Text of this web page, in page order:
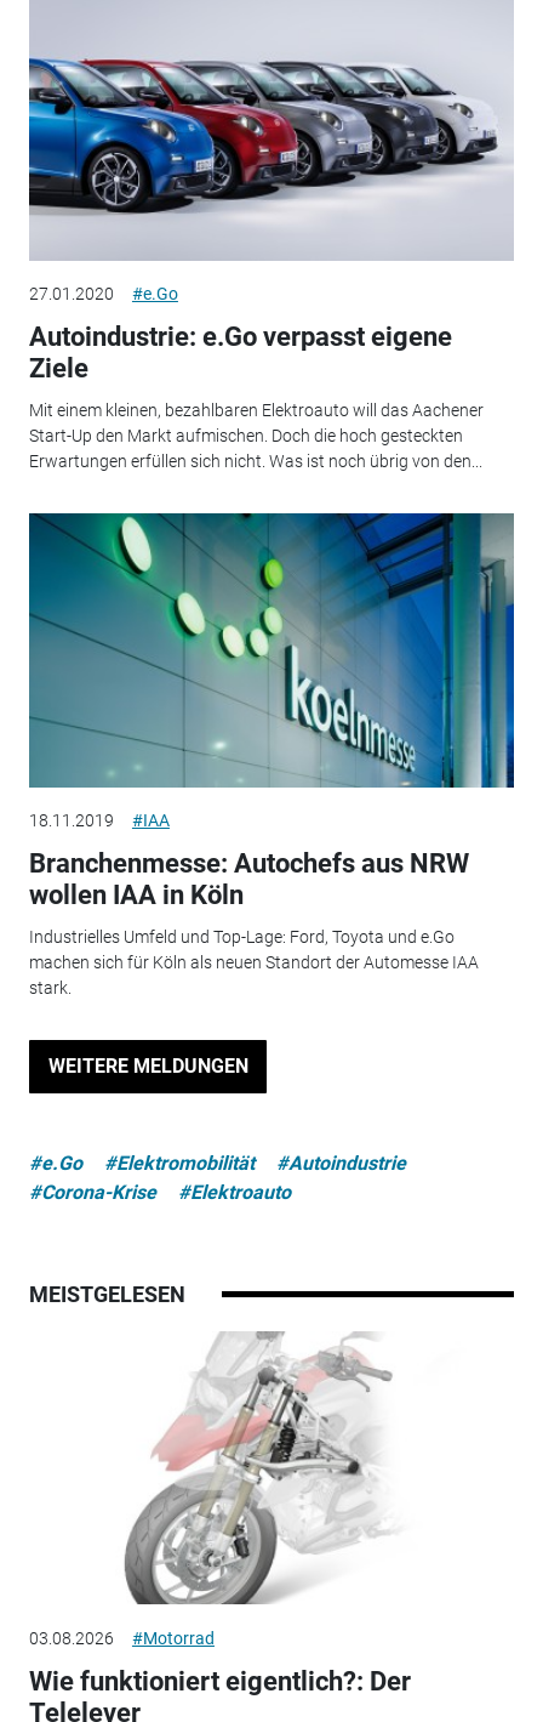
27.01.2020 #e.Go
Autoindustrie: e.Go verpasst eigene
Ziele
Mit einem kleinen, bezahlbaren Elektroauto will das Aachener
Start-Up den Markt aufmischen. Doch die hoch gesteckten
Erwartungen erfüllen sich nicht. Was ist noch übrig von den...
18.11.2019 #IAA
Branchenmesse: Autochefs aus NRW
wollen IAA in Köln
Industrielles Umfeld und Top-Lage: Ford, Toyota und e.Go
machen sich für Köln als neuen Standort der Automesse IAA
stark.
WEITERE MELDUNGEN
#e.Go #Elektromobilität
#Autoindustrie
#Corona-Krise
#Elektroauto
MEISTGELESEN
03.08.2026 #Motorrad
Wie funktioniert eigentlich?: Der
Telelever